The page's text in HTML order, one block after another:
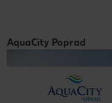
AquaCity Poprad